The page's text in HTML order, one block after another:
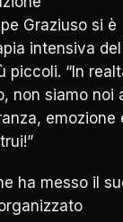
Graziuso si è
intensiva del
piccoli. “In
non siamo noi
emozione
ha messo il